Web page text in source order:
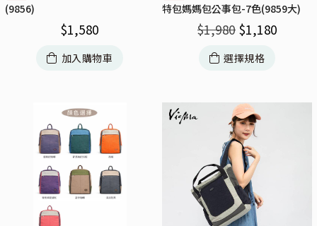
(9856)
$1,580
加入購物車
特包媽媽包公事包-7色(9859大)
$1,980 $1,180
選擇規格